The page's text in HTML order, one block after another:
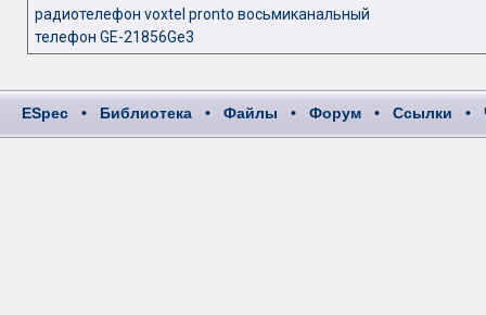
радиотелефон voxtel pronto восьмиканальный
телефон GЕ-21856Ge3
ESpec • Библиотека • Файлы • Форум • Ссылки •